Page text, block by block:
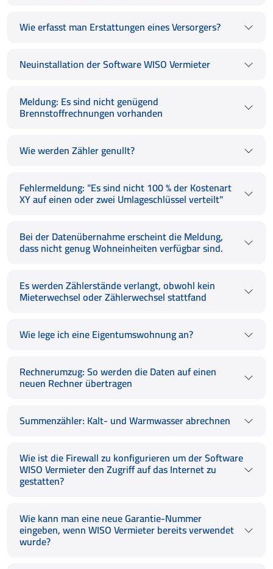
Wie erfasst man Erstattungen eines Versorgers?
Neuinstallation der Software WISO Vermieter
Meldung: Es sind nicht genügend
Brennstoffrechnungen vorhanden
Wie werden Zähler genullt?
Fehlermeldung: "Es sind nicht 100 % der Kostenart
XY auf einen oder zwei Umlageschlüssel verteilt"
Bei der Datenübernahme erscheint die Meldung,
dass nicht genug Wohneinheiten verfügbar sind.
Es werden Zählerstände verlangt, obwohl kein
Mieterwechsel oder Zählerwechsel stattfand
Wie lege ich eine Eigentumswohnung an?
Rechnerumzug: So werden die Daten auf einen
neuen Rechner übertragen
Summenzähler: Kalt- und Warmwasser abrechnen
Wie ist die Firewall zu konfigurieren um der Software
WISO Vermieter den Zugriff auf das Internet zu
gestatten?
Wie kann man eine neue Garantie-Nummer
eingeben, wenn WISO Vermieter bereits verwendet
wurde?